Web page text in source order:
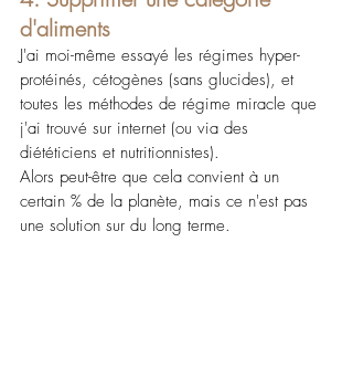
d'aliments
J'ai moi-même essayé les régimes hyper-
protéinés, cétogènes (sans glucides), et
toutes les méthodes de régime miracle que
j'ai trouvé sur internet (ou via des
diététiciens et nutritionnistes).
Alors peut-être que cela convient à un
certain % de la planète, mais ce n'est pas
une solution sur du long terme.